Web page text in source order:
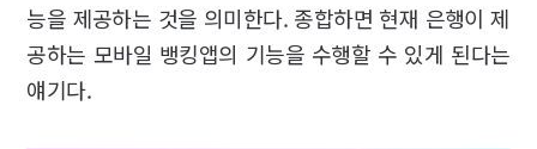
능을 제공하는 것을 의미한다. 종합하면 현재 은행이 제
공하는 모바일 뱅킹앱의 기능을 수행할 수 있게 된다는
얘기다.